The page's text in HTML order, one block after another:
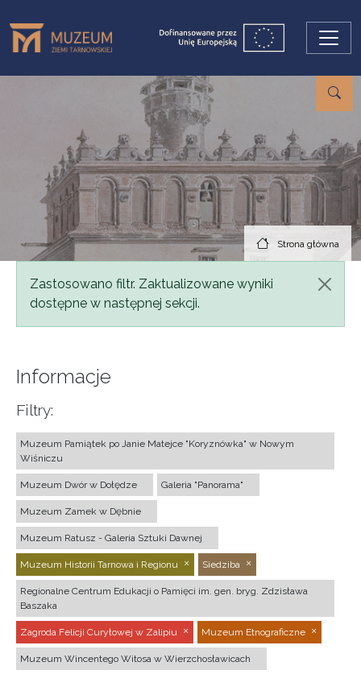
Strona główna
Komunikat
Zastosowano filtr. Zaktualizowane wyniki
dostępne w następnej sekcji.
Informacje
Filtry:
Muzeum Pamiątek po Janie Matejce "Koryznówka" w Nowym
Wiśniczu
Muzeum Dwór w Dołędze Galeria "Panorama"
Muzeum Zamek w Dębnie
Muzeum Ratusz - Galeria Sztuki Dawnej
Muzeum Historii Tarnowa i Regionu Siedziba
Regionalne Centrum Edukacji o Pamięci im. gen. bryg. Zdzisława
Baszaka
Zagroda Felicji Curyłowej w Zalipiu Muzeum Etnograficzne
Muzeum Wincentego Witosa w Wierzchosławicach